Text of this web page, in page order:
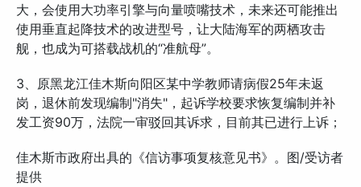
大，会使用大功率引擎与向量喷嘴技术，未来还可能推出
使用垂直起降技术的改进型号，让大陆海军的两栖攻击
舰，也成为可搭载战机的“准航母”。
3、原黑龙江佳木斯向阳区某中学教师请病假25年未返
岗，退休前发现编制"消失"，起诉学校要求恢复编制并补
发工资90万，法院一审驳回其诉求，目前其已进行上诉；
佳木斯市政府出具的《信访事项复核意见书》。图/受访者
提供